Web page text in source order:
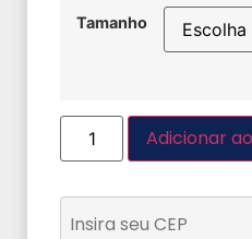
Tamanho
Adicionar